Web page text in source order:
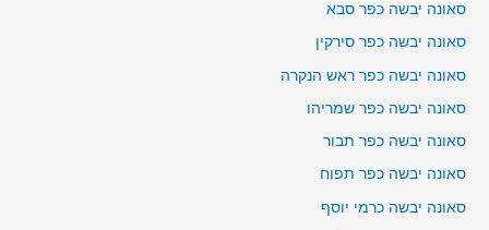
סאונה יבשה כפר סבא
סאונה יבשה כפר סירקין
סאונה יבשה כפר ראש הנקרה
סאונה יבשה כפר שמריהו
סאונה יבשה כפר תבור
סאונה יבשה כפר תפוח
סאונה יבשה כרמי יוסף